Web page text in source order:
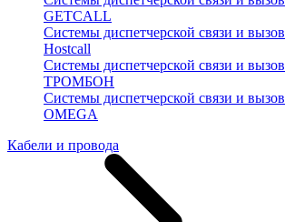
GETCALL
Системы диспетчерской связи и
Hostcall
Системы диспетчерской связи и
ТРОМБОН
Системы диспетчерской связи и
OMEGA
Кабели и провода